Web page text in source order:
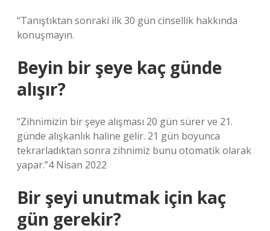
“Tanıştıktan sonraki ilk 30 gün cinsellik hakkında
konuşmayın.
Beyin bir şeye kaç günde
alışır?
“Zihnimizin bir şeye alışması 20 gün sürer ve 21.
günde alışkanlık haline gelir. 21 gün boyunca
tekrarladıktan sonra zihnimiz bunu otomatik olarak
yapar.”4 Nisan 2022
Bir şeyi unutmak için kaç
gün gerekir?